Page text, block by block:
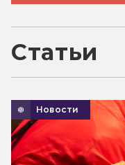
Статьи
Новости